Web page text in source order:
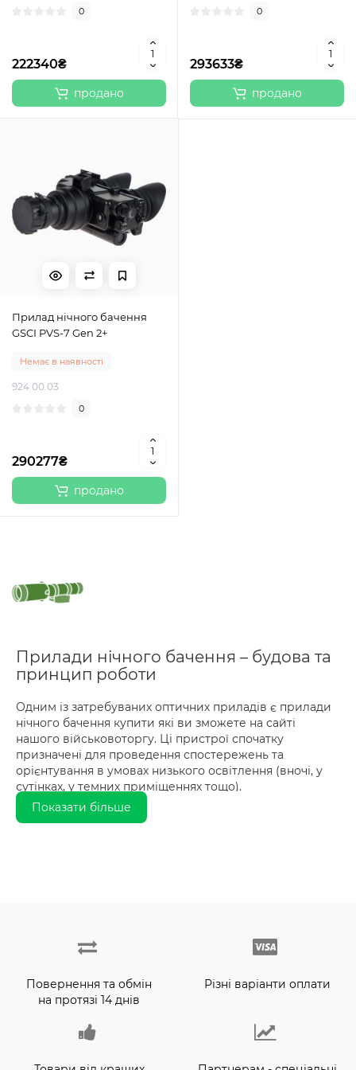
0
222340₴
продано
0
293633₴
продано
Прилад нічного бачення
GSCI PVS-7 Gen 2+
Немає в наявності
924.00.03
0
290277₴
продано
Прилади нічного бачення – будова та
принцип роботи
Одним із затребуваних оптичних приладів є прилади
нічного бачення купити які ви зможете на сайті
нашого військовоторгу. Ці пристрої спочатку
призначені для проведення спостережень та
орієнтування в умовах низького освітлення (вночі, у
сутінках, у темних приміщеннях тощо).
У нашому інтернет-магазині представлений широкий
світла або теплового випромінювання, перетворюючи
дозволяють розрізняти об'єкти на відстані від сотні
метрів до кількох кілометрів.
В Україні, де нічні тренування чи полювання
потребують надійного обладнання, ПНО стають
Показати більше
Повернення та обмін
на протязі 14 днів
Різні варіанти оплати